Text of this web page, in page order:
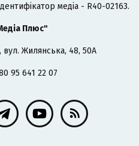
медіа - R40-02163.
Плюс"
вул. Жилянська, 48, 50А
95 641 22 07